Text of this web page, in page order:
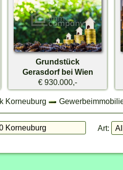
Grundstück
Gerasdorf bei Wien
€ 930.000,-
Korneuburg
Art: